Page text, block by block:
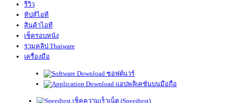
รีวิว
ทิปส์ไอที
สินค้าไอที
เช็ครอบหนัง
รวมคลิป Thaiware
เครื่องมือ
ซอฟต์แวร์
แอปพลิเคชันบนมือถือ
เช็คความเร็วเน็ต (Speedtest)